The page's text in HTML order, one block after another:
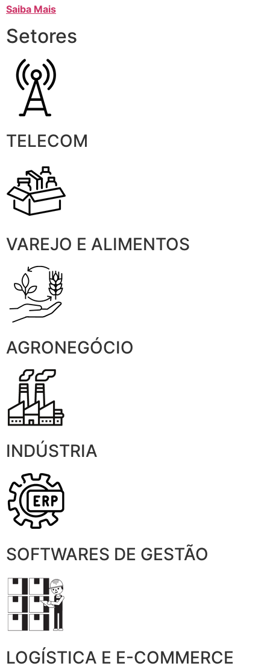
Saiba Mais
Setores
TELECOM
VAREJO E ALIMENTOS
AGRONEGÓCIO
INDÚSTRIA
SOFTWARES DE GESTÃO
LOGÍSTICA E E-COMMERCE